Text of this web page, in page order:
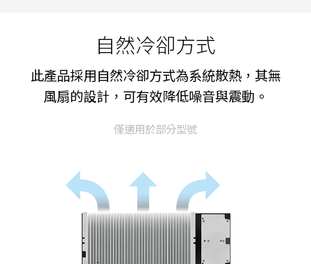
自然冷卻方式
此產品採用自然冷卻方式為系統散熱，其無
風扇的設計，可有效降低噪音與震動。
僅適用於部分型號